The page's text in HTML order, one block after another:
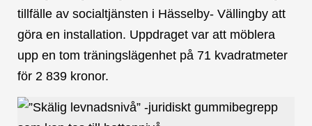
tillfälle av socialtjänsten i Hässelby- Vällingby att
göra en installation. Uppdraget var att möblera
upp en tom träningslägenhet på 71 kvadratmeter
för 2 839 kronor.